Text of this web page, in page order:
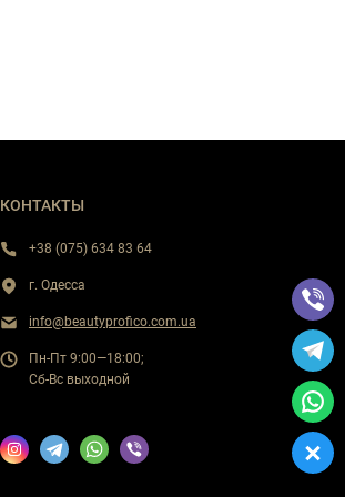
КОНТАКТЫ
+38 (075) 634 83 64
г. Одесса
info@beautyprofico.com.ua
Пн-Пт 9:00—18:00;
Сб-Вс выходной